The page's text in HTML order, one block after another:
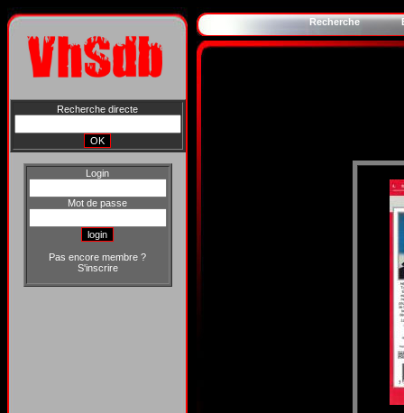
Recherche directe
Login
Mot de passe
Pas encore membre ?
S'inscrire
Recherche